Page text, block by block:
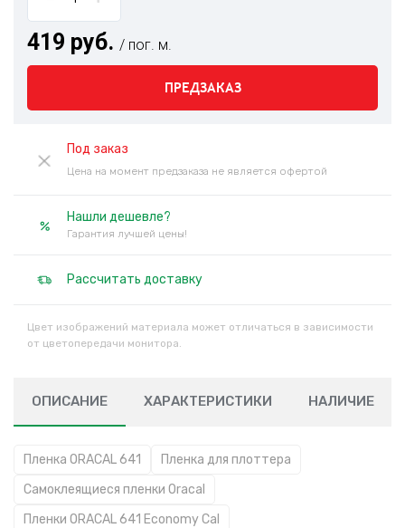
419 руб. / пог. м.
ПРЕДЗАКАЗ
Под заказ
Цена на момент предзаказа не является офертой
Нашли дешевле?
Гарантия лучшей цены!
Рассчитать доставку
Цвет изображений материала может отличаться в зависимости
от цветопередачи монитора.
ОПИСАНИЕ ХАРАКТЕРИСТИКИ НАЛИЧИЕ
Пленка ORACAL 641
Пленка для плоттера
Самоклеящиеся пленки Oracal
Пленки ORACAL 641 Economy Cal